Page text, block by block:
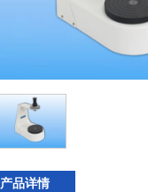
产品详情